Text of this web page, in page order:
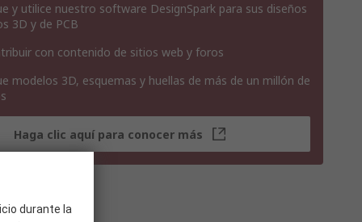
y utilice nuestro software DesignSpark para sus diseños
3D y de PCB
con contenido de sitios web y foros
modelos 3D, esquemas y huellas de más de un millón de
Haga clic aquí para conocer más
durante la